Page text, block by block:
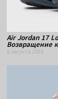
Air Jordan 17
Возвращение
6 августа 2026